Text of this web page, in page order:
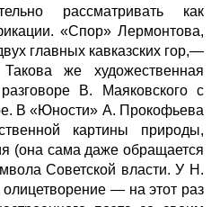
рассматривать как
«Спор» Лермонтова,
главных кавказских гор,—
же художественная
В. Маяковского с
В «Юности» А. Прокофьева
картины природы,
(она сама даже обращается
Советской власти. У Н.
— на этот раз